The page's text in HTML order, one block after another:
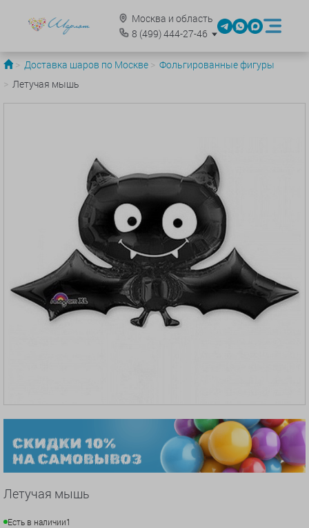
Москва и область
8 (499)444-27-46
Доставка шаров по Москве
Фольгированные фигуры
Летучая мышь
Летучая мышь
Есть в наличии1